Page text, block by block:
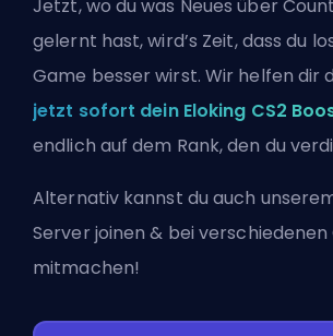
Jetzt, wo du was Neues über
gelernt hast, wird’s Zeit, dass du
Game besser wirst. Wir helfen dir
jetzt sofort dein Eloking CS2
endlich auf dem Rank, den du
Alternativ kannst du auch
Server joinen & bei verschiedenen
mitmachen!